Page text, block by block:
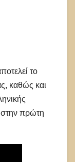
το
καθώς και
στην πρώτη